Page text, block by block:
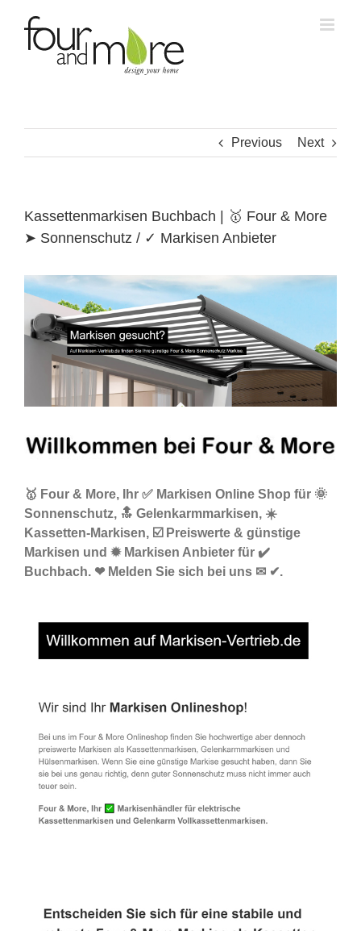
content
Previous Next
Kassettenmarkisen Buchbach | 🥇 Four & More
➤ Sonnenschutz / ✓ Markisen Anbieter
🥇 Four & More, Ihr ✅ Markisen Online Shop für 🌞
Sonnenschutz, 🔝 Gelenkarmmarkisen, ☀️
Kassetten-Markisen, ☑️ Preiswerte & günstige
Markisen und ✹ Markisen Anbieter für ✔️
Buchbach. ❤ Melden Sie sich bei uns ✉ ✔.